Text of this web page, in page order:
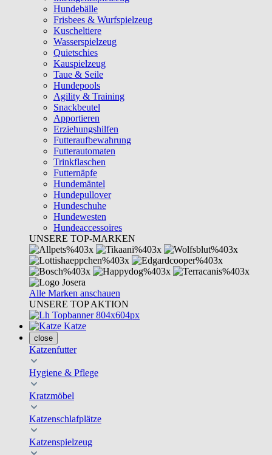
Hundebälle
Frisbees & Wurfspielzeug
Kuscheltiere
Wasserspielzeug
Quietschies
Kauspielzeug
Taue & Seile
Hundepools
Agility & Training
Snackbeutel
Apportieren
Erziehungshilfen
Futteraufbewahrung
Futterautomaten
Trinkflaschen
Futternäpfe
Hundemäntel
Hundepullover
Hundeschuhe
Hundewesten
Hundeaccessoires
UNSERE TOP-MARKEN
Alle Marken anschauen
UNSERE TOP AKTION
Katze
close
Katzenfutter
Hygiene & Pflege
Kratzmöbel
Katzenschlafplätze
Katzenspielzeug